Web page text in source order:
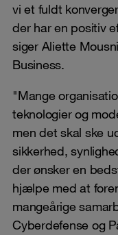
vi et fuldt
der har en positiv
siger Aliette
Business.
"Mange
teknologier og
men det skal ske
sikkerhed,
der ønsker en
hjælpe med at
mangeårige
Cyberdefense og